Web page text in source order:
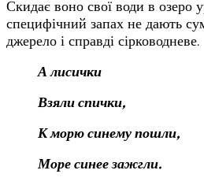
Скидає воно свої води в озеро
специфічний запах не дають
джерело і справді сірководневе.
А лисички
Взяли спички,
К морю синему пошли,
Море синее зажгли.